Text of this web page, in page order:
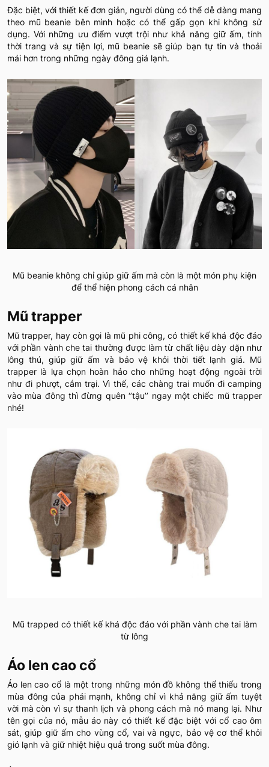
Đặc biệt, với thiết kế đơn giản, người dùng có thể dễ dàng mang
theo mũ beanie bên mình hoặc có thể gấp gọn khi không sử
dụng. Với những ưu điểm vượt trội như khả năng giữ ấm, tính
thời trang và sự tiện lợi, mũ beanie sẽ giúp bạn tự tin và thoải
mái hơn trong những ngày đông giá lạnh.
Mũ beanie không chỉ giúp giữ ấm mà còn là một món phụ kiện
để thể hiện phong cách cá nhân
Mũ trapper
Mũ trapper, hay còn gọi là mũ phi công, có thiết kế khá độc đáo
với phần vành che tai thường được làm từ chất liệu dày dặn như
lông thú, giúp giữ ấm và bảo vệ khỏi thời tiết lạnh giá. Mũ
trapper là lựa chọn hoàn hảo cho những hoạt động ngoài trời
như đi phượt, cắm trại. Vì thế, các chàng trai muốn đi camping
vào mùa đông thì đừng quên ‘’tậu’’ ngay một chiếc mũ trapper
nhé!
Mũ trapped có thiết kế khá độc đáo với phần vành che tai làm
từ lông
Áo len cao cổ
Áo len cao cổ là một trong những món đồ không thể thiếu trong
mùa đông của phái mạnh, không chỉ vì khả năng giữ ấm tuyệt
vời mà còn vì sự thanh lịch và phong cách mà nó mang lại. Như
tên gọi của nó, mẫu áo này có thiết kế đặc biệt với cổ cao ôm
sát, giúp giữ ấm cho vùng cổ, vai và ngực, bảo vệ cơ thể khỏi
gió lạnh và giữ nhiệt hiệu quả trong suốt mùa đông.